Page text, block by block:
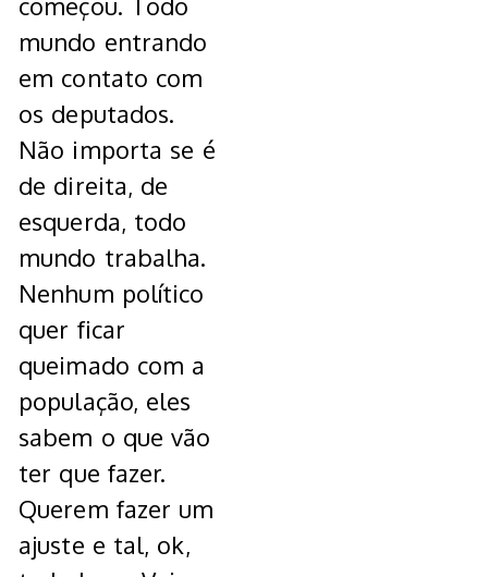
mundo entrando
em contato com
os deputados.
Não importa se é
de direita, de
esquerda, todo
mundo trabalha.
Nenhum político
quer ficar
queimado com a
população, eles
sabem o que vão
ter que fazer.
Querem fazer um
ajuste e tal, ok,